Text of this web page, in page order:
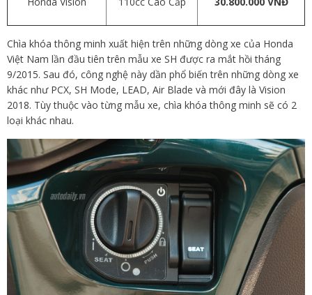
Chìa khóa thông minh xuất hiện trên những dòng xe của Honda
Việt Nam lần đầu tiên trên mẫu xe SH được ra mắt hồi tháng
9/2015. Sau đó, công nghệ này dần phổ biến trên những dòng xe
khác như PCX, SH Mode, LEAD, Air Blade và mới đây là Vision
2018. Tùy thuộc vào từng mẫu xe, chìa khóa thông minh sẽ có 2
loại khác nhau.